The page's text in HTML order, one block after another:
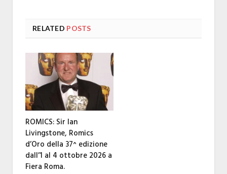
RELATED POSTS
ROMICS: Sir Ian
Livingstone, Romics
d’Oro della 37^ edizione
dall’1 al 4 ottobre 2026 a
Fiera Roma.